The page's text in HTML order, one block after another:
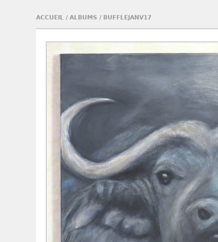
ACCUEIL/ ALBUMS / BUFFLEJANV17